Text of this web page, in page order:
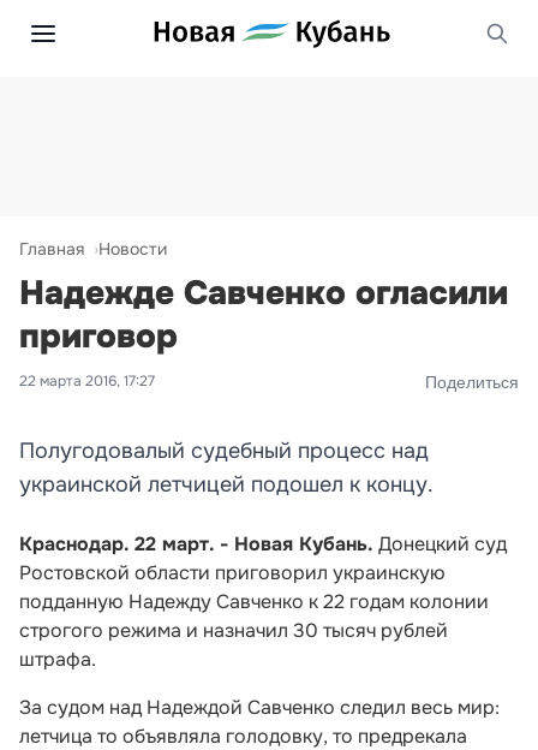
Главная Новости
Надежде Савченко огласили
приговор
22 марта 2016, 17:27 Поделиться
Полугодовалый судебный процесс над
украинской летчицей подошел к концу.
Краснодар. 22 март. - Новая Кубань. Донецкий суд
Ростовской области приговорил украинскую
подданную Надежду Савченко к 22 годам колонии
строгого режима и назначил 30 тысяч рублей
штрафа.
За судом над Надеждой Савченко следил весь мир:
летчица то объявляла голодовку, то предрекала